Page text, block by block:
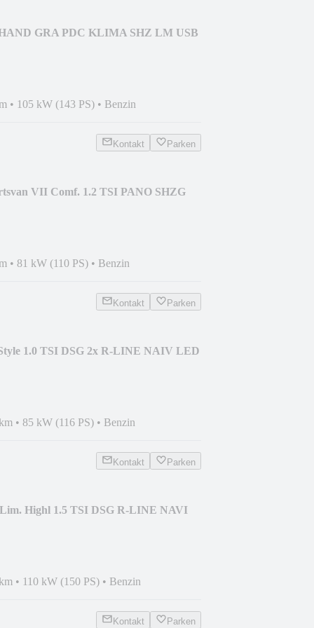
GRA PDC KLIMA SHZ LM USB
• 105 kW (143 PS) • Benzin
Kontakt Parken
VII Comf. 1.2 TSI PANO SHZG
• 81 kW (110 PS) • Benzin
Kontakt Parken
1.0 TSI DSG 2x R-LINE NAIV LED
• 85 kW (116 PS) • Benzin
Kontakt Parken
Highl 1.5 TSI DSG R-LINE NAVI
• 110 kW (150 PS) • Benzin
Kontakt Parken